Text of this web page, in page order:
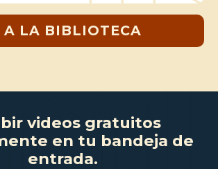
A LA BIBLIOTECA
videos gratuitos
en tu bandeja de
entrada.